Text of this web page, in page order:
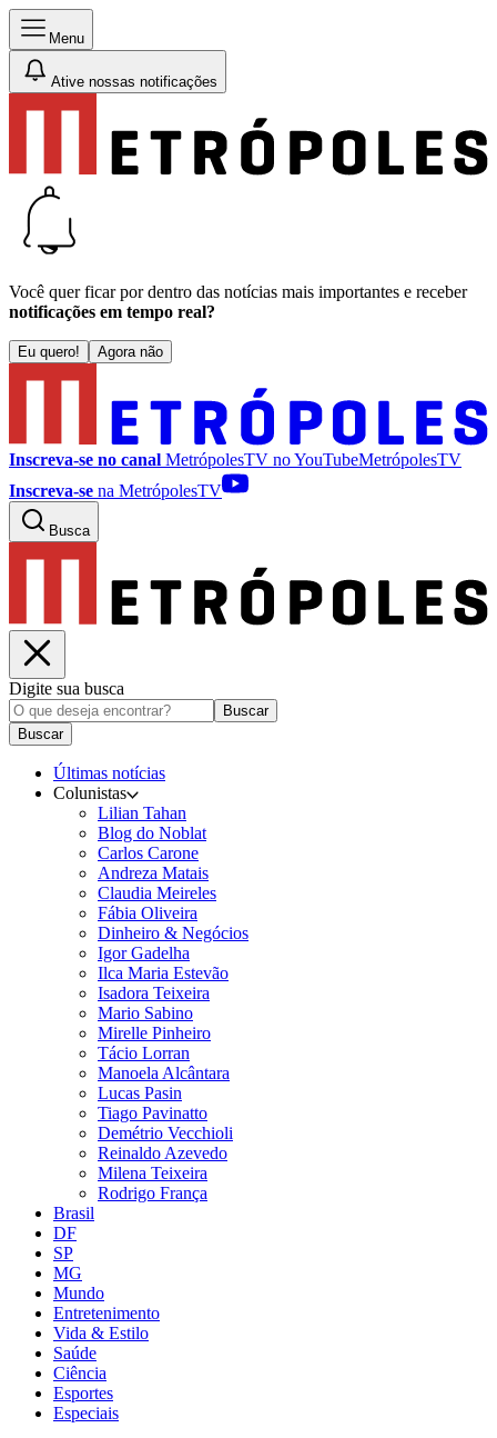
Menu
Ative nossas notificações
Você quer ficar por dentro das notícias mais importantes e receber
notificações em tempo real?
Eu quero! Agora não
Inscreva-se no canal MetrópolesTV noYouTubeMetrópolesTV
Inscreva-se na MetrópolesTV
Busca
Digite sua busca
Buscar
Buscar
Últimas notícias
Colunistas
Lilian Tahan
Blog do Noblat
Carlos Carone
Andreza Matais
Claudia Meireles
Fábia Oliveira
Dinheiro & Negócios
Igor Gadelha
Ilca Maria Estevão
Isadora Teixeira
Mario Sabino
Mirelle Pinheiro
Tácio Lorran
Manoela Alcântara
Lucas Pasin
Tiago Pavinatto
Demétrio Vecchioli
Reinaldo Azevedo
Milena Teixeira
Rodrigo França
Brasil
DF
SP
MG
Mundo
Entretenimento
Vida & Estilo
Saúde
Ciência
Esportes
Especiais